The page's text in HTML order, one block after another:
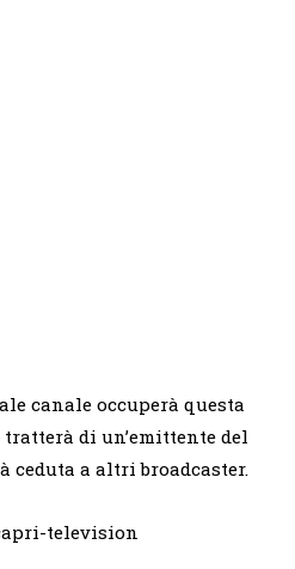
canale occuperà questa
di un’emittente del
ceduta a altri broadcaster.